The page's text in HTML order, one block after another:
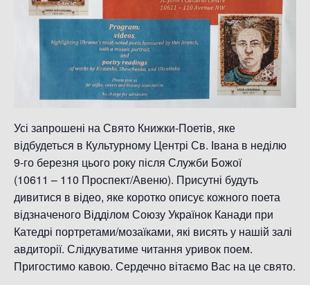
Усі запрошені на Свято Книжки-Поетів, яке
відбудеться в Культурному Центрі Св. Івана в неділю
9-го березня цього року після Служби Божої
(10611 – 110 Проспект/Авеню). Присутні будуть
дивитися в відео, яке коротко описує кожного поета
відзначеного Відділом Союзу Українок Канади при
Катедрі портретами/мозаїками, які висять у нашій залі
авдиторії. Слідкуватиме читання уривок поем.
Пригостимо кавою. Сердечно вітаємо Вас на це свято.